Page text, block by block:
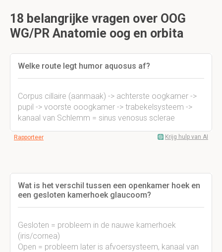
18 belangrijke vragen over OOG
WG/PR Anatomie oog en orbita
Welke route legt humor aquosus af?
Corpus cillaire (aanmaak) -> achterste oogkamer ->
pupil -> voorste ooogkamer -> trabekelsysteem ->
kanaal van Schlemm = sinus venosus sclerae
Rapporteer Krijg hulp van AI
Wat is het verschil tussen een openkamer hoek en
een gesloten kamerhoek glaucoom?
Gesloten = probleem in de nauwe kamerhoek
(iris/cornea)
Open = probleem later is afvoersysteem, kanaal van